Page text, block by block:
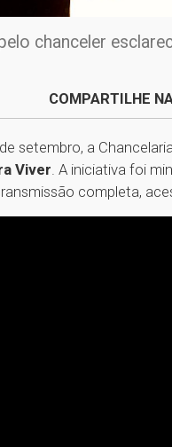
chanceler
COMPARTILHE
setembro, a
Viver . A iniciativa foi
completa,